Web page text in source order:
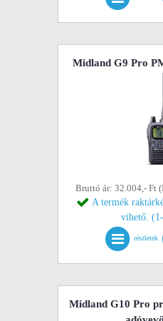
Midland G9 Pro
Bruttó ár: 32.004,- Ft
A termék
vihető.
részletek
Midland G10 Pro